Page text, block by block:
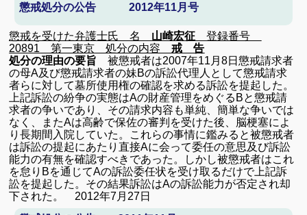
懲戒処分の公告 2012年11月号
懲戒を受けた弁護士氏 名 山崎宏征 登録番号
20891 第一東京 処分の内容戒 告
処分の理由の要旨被懲戒者は2007年11 月8日懲戒請求者
の母A及び懲戒請求者の妹Bの訴訟代理人として懲戒請求
者らに対して墓所使用権の確認を求める訴訟を提起した。
上記訴訟の紛争の実態はAの財産管理をめぐる Bと懲戒請
求者の争いであり、その請求内容も単純、簡単な争いでは
なく、またAは高齢で保佐の審判を受けた後、脳梗塞によ
り長期間入院していた。これらの事情に鑑みると被懲戒者
は訴訟の提起にあたり直接Aに会って委任の意思及び訴訟
能力の有無を確認すべきであった。
しかし被懲戒者はこれ
を怠り Bを通じてAの訴訟委任状を受け取るだけで上記訴
訟を提起した。その結果訴訟はAの訴訟能力が否定され却
下された。
2012年7月 27日